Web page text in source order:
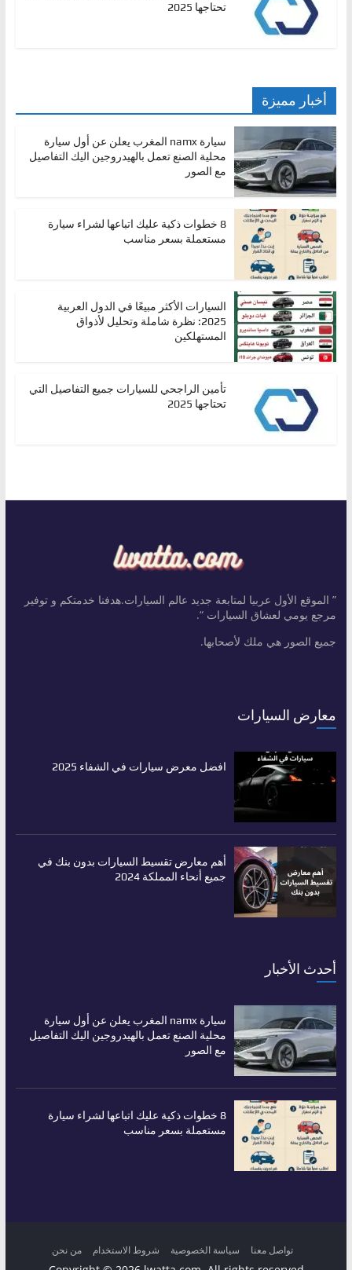
تحتاجها 2025
أخبار مميزة
سيارة namx المغرب يعلن عن أول سيارة
محلية الصنع تعمل بالهيدروجين اليك التفاصيل
مع الصور
8 خطوات ذكية عليك اتباعها لشراء سيارة
مستعملة بسعر مناسب
السيارات الأكثر مبيعًا في الدول العربية
2025: نظرة شاملة وتحليل لأذواق
المستهلكين
تأمين الراجحي للسيارات جميع التفاصيل التي
تحتاجها 2025
” الموقع الأول عربيا لمتابعة جديد عالم السيارات.هدفنا خدمتكم و توفير
مرجع يومي لعشاق السيارات “.
جميع الصور هي ملك لأصحابها.
معارض السيارات
افضل معرض سيارات في الشفاء 2025
أهم معارض تقسيط السيارات بدون بنك في
جميع أنحاء المملكة 2024
أحدث الأخبار
سيارة namx المغرب يعلن عن أول سيارة
محلية الصنع تعمل بالهيدروجين اليك التفاصيل
مع الصور
8 خطوات ذكية عليك اتباعها لشراء سيارة
مستعملة بسعر مناسب
تواصل معنا سياسة الخصوصية شروط الاستخدام من نحن